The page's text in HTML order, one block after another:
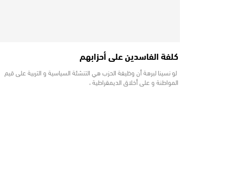
كلفة الفاسدين على أحزابهم
لو نسينا لبرهة أن وظيفة الحزب هي التنشئة السياسية و التربية على قيم
المواطنة و على أخلاق الديمقراطية ،